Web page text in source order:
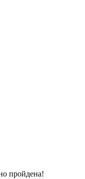
пройдена!